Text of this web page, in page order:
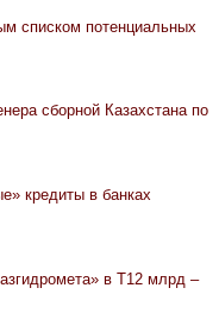
списком потенциальных
сборной Казахстана по
кредиты в банках
в Т12 млрд –